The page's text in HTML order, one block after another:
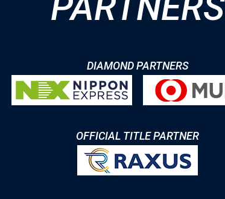
DIAMOND PARTNERS
OFFICIAL TITLE PARTNER